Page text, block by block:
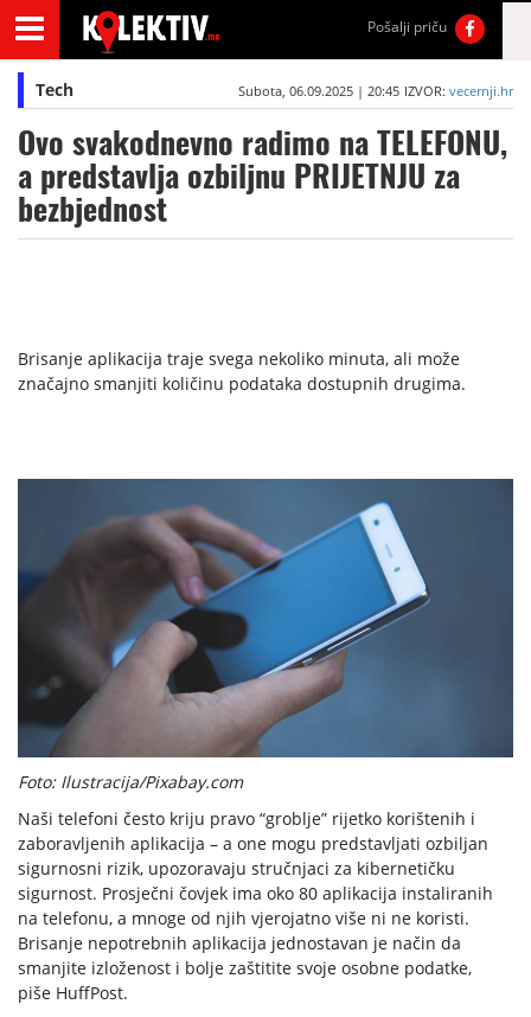
Pošalji priču
Tech Subota, 06.09.2025 | 20:45 IZVOR: vecernji.hr
Ovo svakodnevno radimo na TELEFONU,
a predstavlja ozbiljnu PRIJETNJU za
bezbjednost
Brisanje aplikacija traje svega nekoliko minuta, ali može
značajno smanjiti količinu podataka dostupnih drugima.
Foto: Ilustracija/Pixabay.com
Naši telefoni često kriju pravo “groblje” rijetko korištenih i
zaboravljenih aplikacija – a one mogu predstavljati ozbiljan
sigurnosni rizik, upozoravaju stručnjaci za kibernetičku
sigurnost. Prosječni čovjek ima oko 80 aplikacija instaliranih
na telefonu, a mnoge od njih vjerojatno više ni ne koristi.
Brisanje nepotrebnih aplikacija jednostavan je način da
smanjite izloženost i bolje zaštitite svoje osobne podatke,
piše HuffPost.